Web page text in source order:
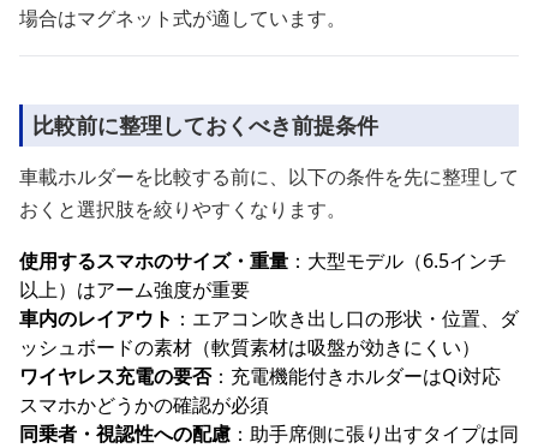
場合はマグネット式が適しています。
比較前に整理しておくべき前提条件
車載ホルダーを比較する前に、以下の条件を先に整理して
おくと選択肢を絞りやすくなります。
使用するスマホのサイズ・重量 ：大型モデル（6.5インチ
以上）はアーム強度が重要
車内のレイアウト ：エアコン吹き出し口の形状・位置、ダ
ッシュボードの素材（軟質素材は吸盤が効きにくい）
ワイヤレス充電の要否：充電機能付きホルダーはQi対応
スマホかどうかの確認が必須
同乗者・視認性への配慮 ：助手席側に張り出すタイプは同